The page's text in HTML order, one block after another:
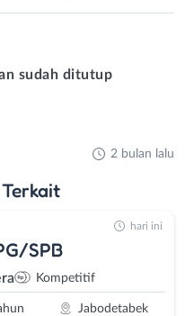
sudah ditutup
2 bulan lalu
Terkait
SPB
Kompetitif
Jabodetabek
hari ini